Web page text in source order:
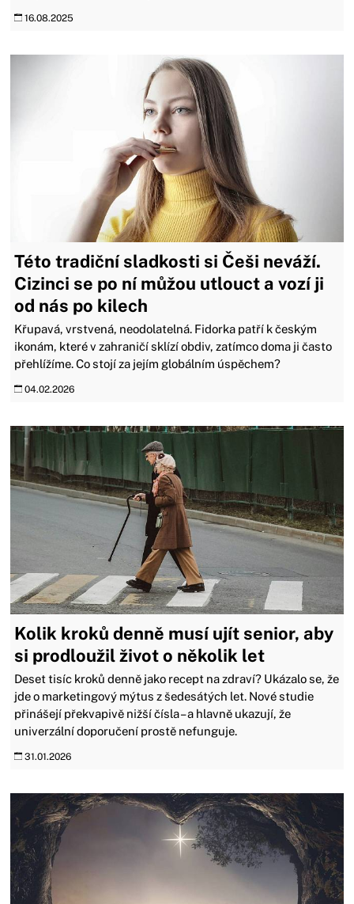
16.08.2025
Této tradiční sladkosti si Češi neváží.
Cizinci se po ní můžou utlouct a vozí ji
od nás po kilech
Křupavá, vrstvená, neodolatelná. Fidorka patří k českým
ikonám, které v zahraničí sklízí obdiv, zatímco doma ji často
přehlížíme. Co stojí za jejím globálním úspěchem?
04.02.2026
Kolik kroků denně musí ujít senior, aby
si prodloužil život o několik let
Deset tisíc kroků denně jako recept na zdraví? Ukázalo se, že
jde o marketingový mýtus z šedesátých let. Nové studie
přinášejí překvapivě nižší čísla – a hlavně ukazují, že
univerzální doporučení prostě nefunguje.
31.01.2026